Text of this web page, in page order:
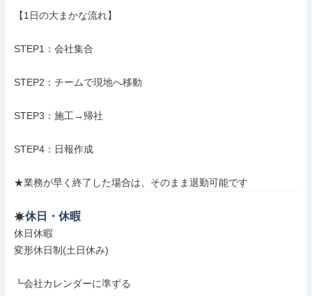
【1日の大まかな流れ】
STEP1：会社集合
STEP2：チームで現地へ移動
STEP3：施工→帰社
STEP4：日報作成
★業務が早く終了した場合は、そのまま退勤可能です
休日・休暇
休日休暇
変形休日制(土日休み)
┗会社カレンダーに準ずる